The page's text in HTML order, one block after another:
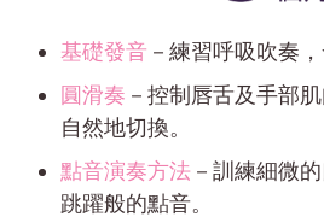
基礎發音 －練習呼吸吹奏
圓滑奏 －控制唇舌及手部
自然地切換。
點音演奏方法－訓練細微
跳躍般的點音。